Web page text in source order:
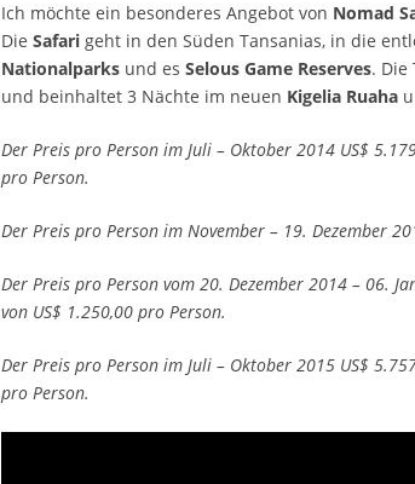
Ich möchte ein besonderes Angebot von Nomad
Die Safari geht in den Süden Tansanias, in die
Nationalparks und es Selous Game Reserves.
und beinhaltet 3 Nächte im neuen Kigelia Ruaha
Der Preis pro Person im Juli – Oktober 2014 US$
pro Person.
Der Preis pro Person im November – 19. Dezember
Der Preis pro Person vom 20. Dezember 2014 – 06.
von US$ 1.250,00 pro Person.
Der Preis pro Person im Juli – Oktober 2015 US$
pro Person.